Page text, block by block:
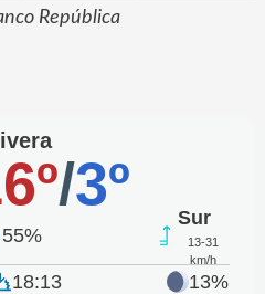
República
/3º
55%
Sur
13-31
km/h
18:13 13%